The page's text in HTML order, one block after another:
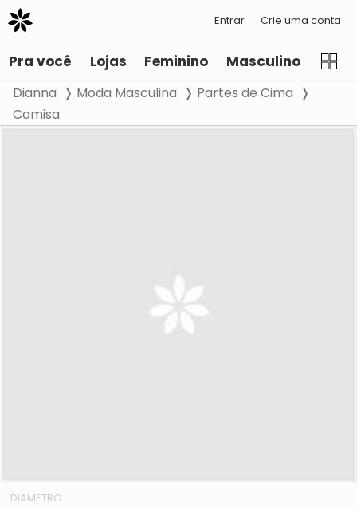
Entrar Crie uma conta
Pra você Lojas Feminino Masculino
Dianna Moda Masculina
Partes de Cima
Camisa
DIAMETRO